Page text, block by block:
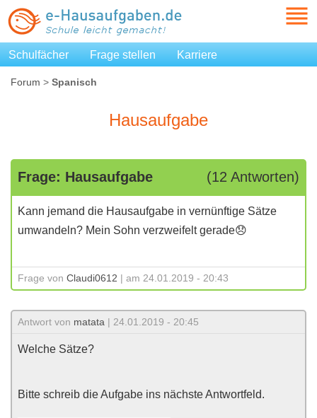
Schulfächer Frage stellen Karriere
Forum > Spanisch
Hausaufgabe
Frage: Hausaufgabe (12 Antworten)
Kann jemand die Hausaufgabe in vernünftige Sätze
umwandeln? Mein Sohn verzweifelt gerade😞
Frage von Claudi0612 | am 24.01.2019 - 20:43
Antwort von matata | 24.01.2019 - 20:45
Welche Sätze?
Bitte schreib die Aufgabe ins nächste Antwortfeld.